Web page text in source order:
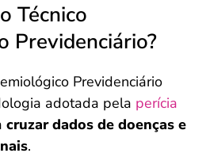
Técnico
Previdenciário?
Previdenciário
adotada pela perícia
cruzar dados de doenças e
.